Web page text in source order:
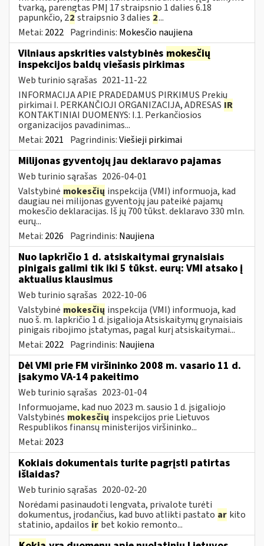
tvarką, parengtas PMĮ 17 straipsnio 1 dalies 6.18
papunkčio, 22 straipsnio 3 dalies 2...
Metai: 2022 Pagrindinis: Mokesčio naujiena
Vilniaus apskrities valstybinės mokesčių
inspekcijos baldų viešasis pirkimas
Web turinio sąrašas 2021-11-22
INFORMACIJA APIE PRADEDAMUS PIRKIMUS Prekių
pirkimai I. PERKANČIOJI ORGANIZACIJA, ADRESAS IR
KONTAKTINIAI DUOMENYS: I.1. Perkančiosios
organizacijos pavadinimas...
Metai: 2021 Pagrindinis:Viešieji pirkimai
Milijonas gyventojų jau deklaravo pajamas
Web turinio sąrašas 2026-04-01
Valstybinė mokesčių inspekcija (VMI) informuoja, kad
daugiau nei milijonas gyventojų jau pateikė pajamų
mokesčio deklaracijas. Iš jų 700 tūkst. deklaravo 330 mln.
eurų...
Metai: 2026 Pagrindinis: Naujiena
Nuo lapkričio 1 d. atsiskaitymai grynaisiais
pinigais galimi tik iki 5 tūkst. eurų: VMI atsako į
aktualius klausimus
Web turinio sąrašas 2022-10-06
Valstybinė mokesčių inspekcija (VMI) informuoja, kad
nuo š. m. lapkričio 1 d. įsigalioja Atsiskaitymų grynaisiais
pinigais ribojimo įstatymas, pagal kurį atsiskaitymai...
Metai: 2022 Pagrindinis: Naujiena
Dėl VMI prie FM viršininko 2008 m. vasario 11 d.
įsakymo VA-14 pakeitimo
Web turinio sąrašas 2023-01-04
Informuojame, kad nuo 2023 m. sausio 1 d. įsigaliojo
Valstybinės mokesčių inspekcijos prie Lietuvos
Respublikos finansų ministerijos viršininko...
Metai: 2023
Kokiais dokumentais turite pagrįsti patirtas
išlaidas?
Web turinio sąrašas 2020-02-20
Norėdami pasinaudoti lengvata, privalote turėti
dokumentus, įrodančius, kad buvo atlikti pastato ar kito
statinio, apdailos ir bet kokio remonto...